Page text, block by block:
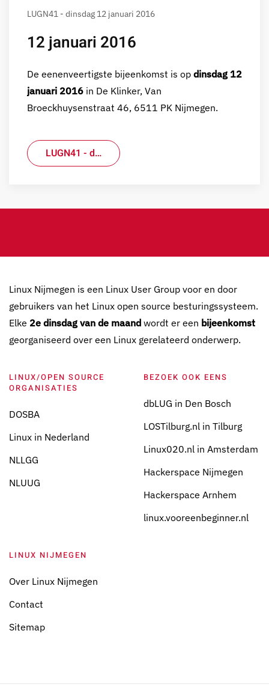
LUGN41 - dinsdag 12 januari 2016
12 januari 2016
De eenenveertigste bijeenkomst is op dinsdag 12
januari 2016 in De Klinker, Van
Broeckhuysenstraat 46, 6511 PK Nijmegen.
LUGN41 - d…
Linux Nijmegen is een Linux User Group voor en door
gebruikers van het Linux open source besturingssysteem.
Elke 2e dinsdag van de maand wordt er een bijeenkomst
georganiseerd over een Linux gerelateerd onderwerp.
LINUX/OPEN SOURCE
ORGANISATIES
DOSBA
Linux in Nederland
NLLGG
NLUUG
BEZOEK OOK EENS
dbLUG in Den Bosch
LOSTilburg.nl in Tilburg
Linux020.nl in Amsterdam
Hackerspace Nijmegen
Hackerspace Arnhem
linux.vooreenbeginner.nl
LINUX NIJMEGEN
Over Linux Nijmegen
Contact
Sitemap